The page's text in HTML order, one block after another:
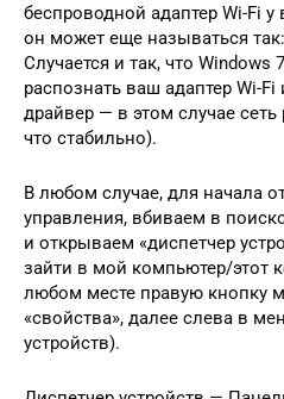
беспроводной адаптер Wi-Fi у
он может еще называться
Случается и так, что Windows
распознать ваш адаптер Wi-Fi
драйвер — в этом случае
что стабильно).
В любом случае, для начала
управления, вбиваем в
и открываем «диспетчер
зайти в мой компьютер/этот
любом месте правую кнопку
«свойства», далее слева в
устройств).